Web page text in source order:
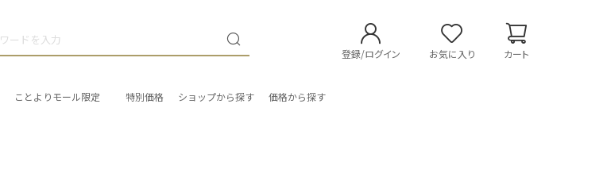
登録/ログイン お気に入り カート
ことよりモール限定 特別価格 ショップから探す 価格から探す